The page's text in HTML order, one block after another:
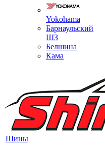
Yokohama
Барнаульский
ШЗ
Белшина
Кама
Шины